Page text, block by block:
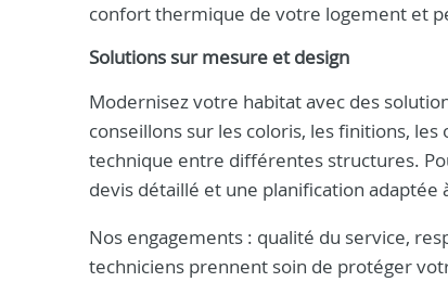
confort thermique de votre logement et
Solutions sur mesure et design
Modernisez votre habitat avec des
conseillons sur les coloris, les finitions,
technique entre différentes structures.
devis détaillé et une planification adaptée
Nos engagements : qualité du service,
techniciens prennent soin de protéger